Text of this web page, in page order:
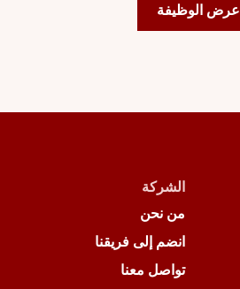
عرض الوظيفة
الشركة
من نحن
انضم إلى فريقنا
تواصل معنا